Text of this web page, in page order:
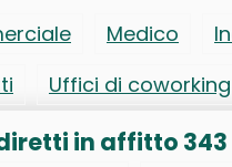
Medico
Uffici di coworking
in affitto 343